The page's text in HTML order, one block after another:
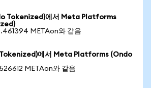
Tokenized)에서 Meta Platforms
METAon와 같음
에서 Meta Platforms (Ondo
METAon와 같음